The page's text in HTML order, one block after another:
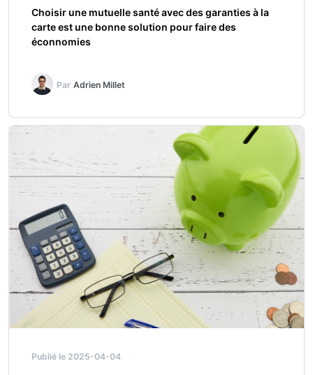
Choisir une mutuelle santé avec des garanties à la
carte est une bonne solution pour faire des
éconnomies
Par Adrien Millet
Publié le 2025-04-04